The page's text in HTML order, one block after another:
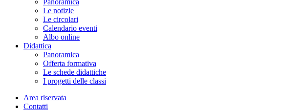
Le notizie
Le circolari
Calendario eventi
Albo online
Didattica
Panoramica
Offerta formativa
Le schede didattiche
I progetti delle classi
Area riservata
Contatti